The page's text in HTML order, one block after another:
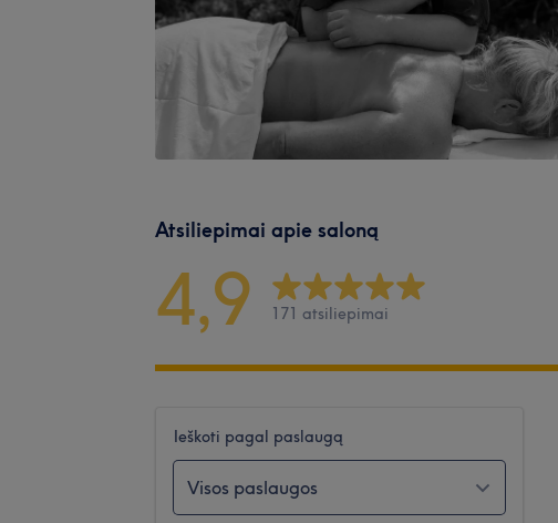
Atsiliepimai apie saloną
4,9 171 atsiliepimai
Ieškoti pagal paslaugą
Visos paslaugos